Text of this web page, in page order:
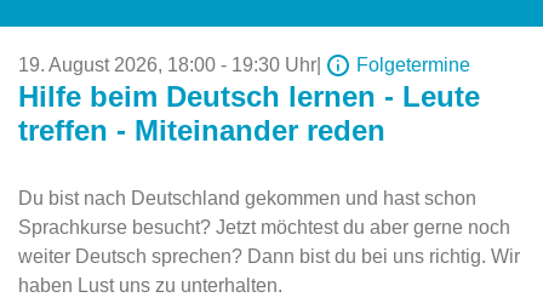
19. August 2026, 18:00 - 19:30 Uhr Folgetermine
Hilfe beim Deutsch lernen - Leute
treffen - Miteinander reden
Du bist nach Deutschland gekommen und hast schon
Sprachkurse besucht? Jetzt möchtest du aber gerne noch
weiter Deutsch sprechen? Dann bist du bei uns richtig. Wir
haben Lust uns zu unterhalten.